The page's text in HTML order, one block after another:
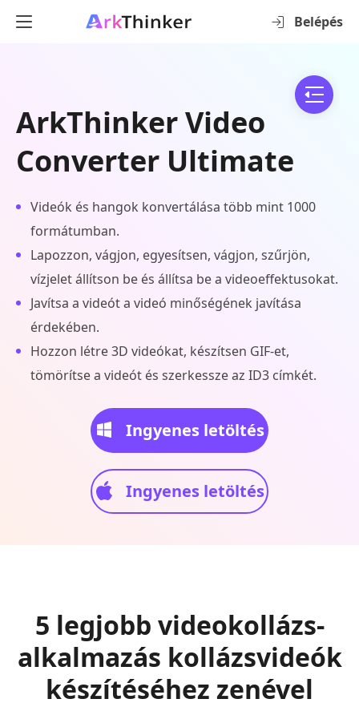
Belépés
ArkThinker Video
Converter Ultimate
Videók és hangok konvertálása több mint 1000
formátumban.
Lapozzon, vágjon, egyesítsen, vágjon, szűrjön,
vízjelet állítson be és állítsa be a videoeffektusokat.
Javítsa a videót a videó minőségének javítása
érdekében.
Hozzon létre 3D videókat, készítsen GIF-et,
tömörítse a videót és szerkessze az ID3 címkét.
Ingyenes letöltés
Ingyenes letöltés
5 legjobb videokollázs-
alkalmazás kollázsvideók
készítéséhez zenével